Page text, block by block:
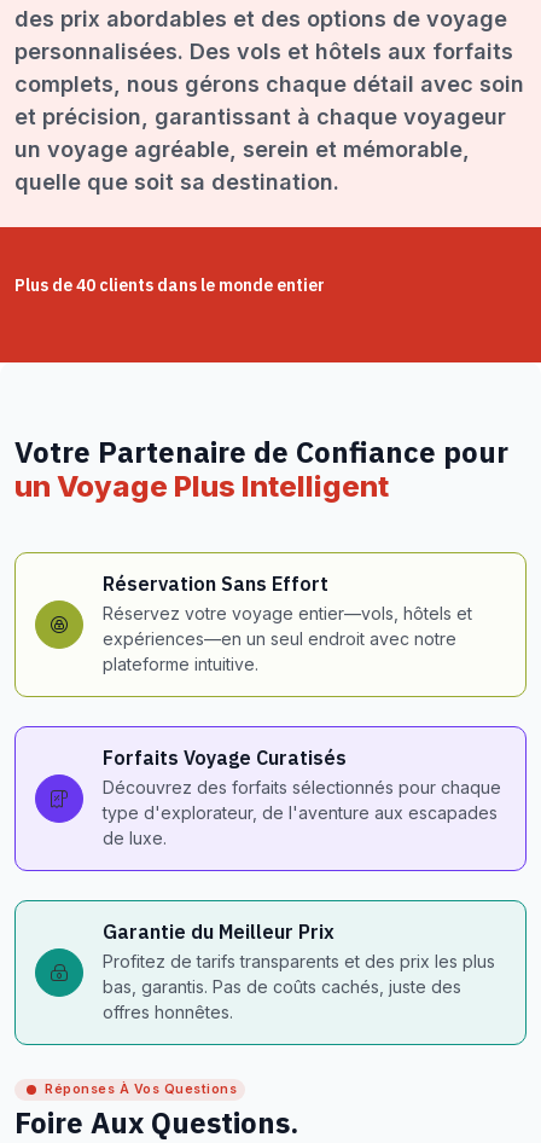
des prix abordables et des options de voyage
personnalisées. Des vols et hôtels aux forfaits
complets, nous gérons chaque détail avec soin
et précision, garantissant à chaque voyageur
un voyage agréable, serein et mémorable,
quelle que soit sa destination.
Plus de 40 clients dans le monde entier
Votre Partenaire de Confiance pour
un Voyage Plus Intelligent
Réservation Sans Effort
Réservez votre voyage entier—vols, hôtels et
expériences—en un seul endroit avec notre
plateforme intuitive.
Forfaits Voyage Curatisés
Découvrez des forfaits sélectionnés pour chaque
type d'explorateur, de l'aventure aux escapades
de luxe.
Garantie du Meilleur Prix
Profitez de tarifs transparents et des prix les plus
bas, garantis. Pas de coûts cachés, juste des
offres honnêtes.
Réponses À Vos Questions
Foire Aux Questions.